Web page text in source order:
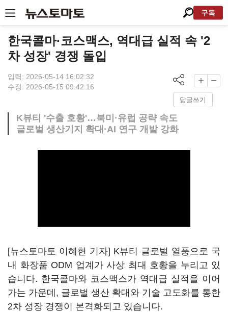
구독
한국콜마·코스맥스, 역대급 실적 속 '2
차 성장' 경쟁 돌입
입력: 2026-05-14 16:02:32
수정: 2026-05-15 09:42:16
답글쓰기
K뷰티 '수출 호황'…북미·유럽 공략 속도
글로벌 생산기지 확대·AI 연구 개발 강화
[뉴스토마토 이혜현 기자] K뷰티 글로벌 열풍으로 국
내 화장품 ODM 업계가 사상 최대 호황을 누리고 있
습니다. 한국콜마와 코스맥스가 역대급 실적을 이어
가는 가운데, 글로벌 생산 확대와 기술 고도화를 통한
2차 성장 경쟁이 본격화되고 있습니다.